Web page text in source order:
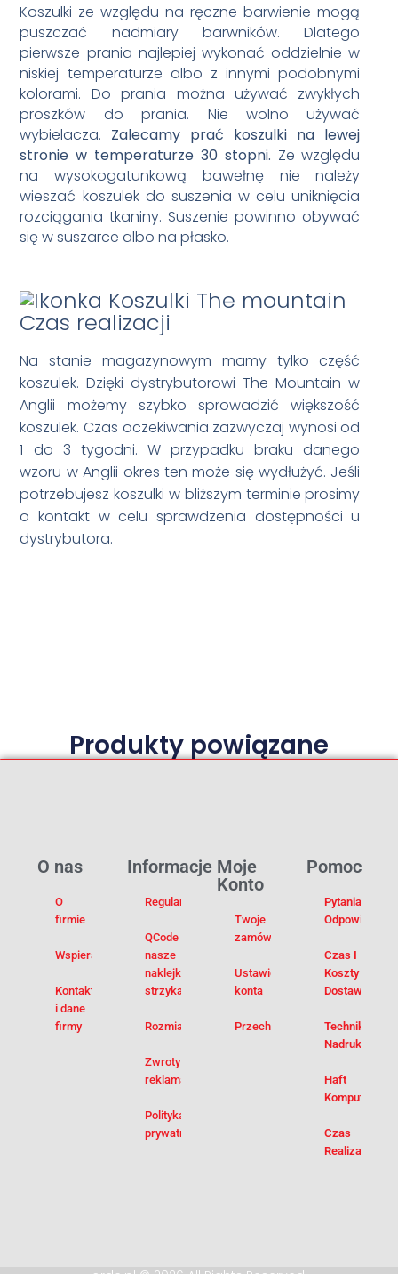
Koszulki ze względu na ręczne barwienie mogą
puszczać nadmiary barwników. Dlatego
pierwsze prania najlepiej wykonać oddzielnie w
niskiej temperaturze albo z innymi podobnymi
kolorami. Do prania można używać zwykłych
proszków do prania. Nie wolno używać
wybielacza. Zalecamy prać koszulki na lewej
stronie w temperaturze 30 stopni. Ze względu
na wysokogatunkową bawełnę nie należy
wieszać koszulek do suszenia w celu uniknięcia
rozciągania tkaniny. Suszenie powinno obywać
się w suszarce albo na płasko.
Czas realizacji
Na stanie magazynowym mamy tylko część
koszulek. Dzięki dystrybutorowi The Mountain w
Anglii możemy szybko sprowadzić większość
koszulek. Czas oczekiwania zazwyczaj wynosi od
1 do 3 tygodni. W przypadku braku danego
wzoru w Anglii okres ten może się wydłużyć. Jeśli
potrzebujesz koszulki w bliższym terminie prosimy
o kontakt w celu sprawdzenia dostępności u
dystrybutora.
Produkty powiązane
Pomoc
Pytania I
Odpowiedzi
Czas I
Koszty
Dostawy
Techniki
Nadruku
Haft
Komputerowy
Czas
Realizacji
Moje
Konto
Twoje
zamówienia
Ustawienia
konta
Przechowalnia
Informacje
Regulamin
QCode –
nasze
naklejki na
strzykawki
Rozmiarówka
Zwroty i
reklamacje
Polityka
prywatności
O nas
O
firmie
Wspieramy
Kontakt
i dane
firmy